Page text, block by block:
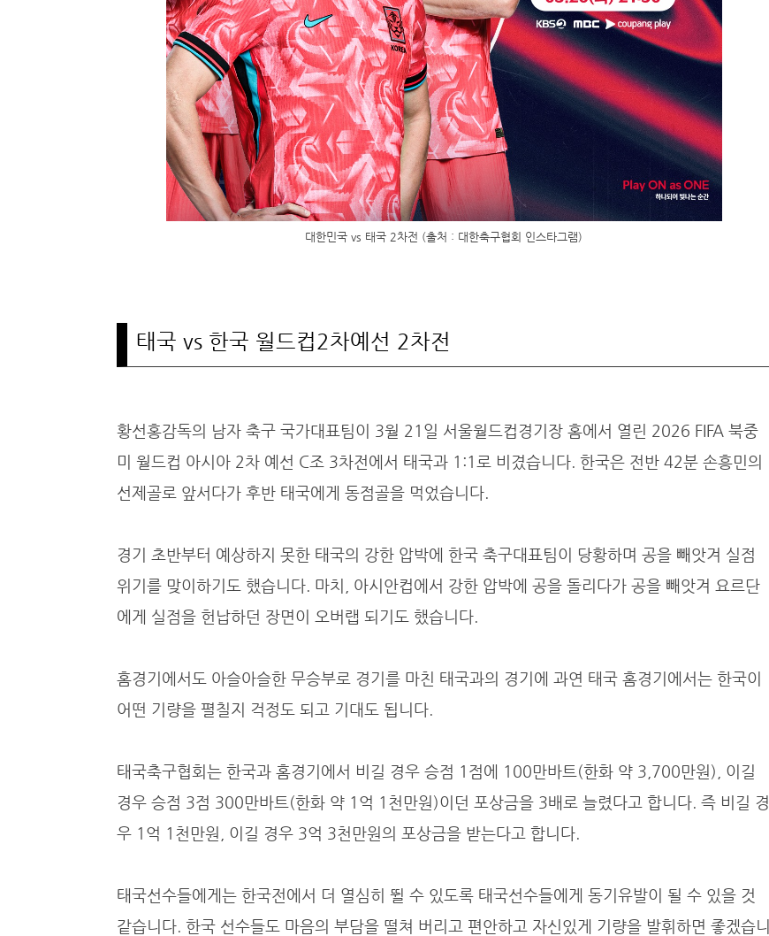
대한민국 vs 태국 2차전 (출처 : 대한축구협회 인스타그램)
태국 vs 한국 월드컵2차예선 2차전
황선홍감독의 남자 축구 국가대표팀이 3월 21일 서울월드컵경기장 홈에서 열린 2026 FIFA 북중
미 월드컵 아시아 2차 예선 C조 3차전에서 태국과 1:1로 비겼습니다. 한국은 전반 42분 손흥민의
선제골로 앞서다가 후반 태국에게 동점골을 먹었습니다.
경기 초반부터 예상하지 못한 태국의 강한 압박에 한국 축구대표팀이 당황하며 공을 빼앗겨 실점
위기를 맞이하기도 했습니다. 마치, 아시안컵에서 강한 압박에 공을 돌리다가 공을 빼앗겨 요르단
에게 실점을 헌납하던 장면이 오버랩 되기도 했습니다.
홈경기에서도 아슬아슬한 무승부로 경기를 마친 태국과의 경기에 과연 태국 홈경기에서는 한국이
어떤 기량을 펼칠지 걱정도 되고 기대도 됩니다.
태국축구협회는 한국과 홈경기에서 비길 경우 승점 1점에 100만바트(한화 약 3,700만원), 이길
경우 승점 3점 300만바트(한화 약 1억 1천만원)이던 포상금을 3배로 늘렸다고 합니다. 즉 비길 경
우 1억 1천만원, 이길 경우 3억 3천만원의 포상금을 받는다고 합니다.
태국선수들에게는 한국전에서 더 열심히 뛸 수 있도록 태국선수들에게 동기유발이 될 수 있을 것
같습니다. 한국 선수들도 마음의 부담을 떨쳐 버리고 편안하고 자신있게 기량을 발휘하면 좋겠습니